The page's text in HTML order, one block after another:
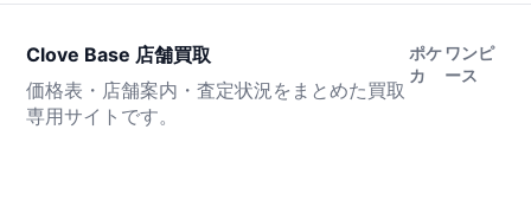
Clove Base 店舗買取
価格表・店舗案内・査定状況をまとめた買取
専用サイトです。
ポケ
カ
ワンピ
ース